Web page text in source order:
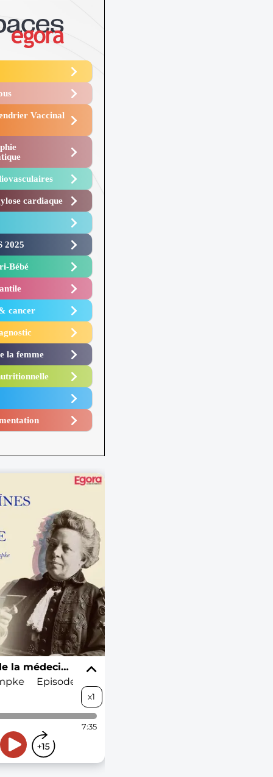
Vaccinal
cardiaque
2025
Bébé
cancer
la femme